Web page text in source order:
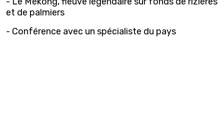
et de palmiers
- Conférence avec un spécialiste du pays